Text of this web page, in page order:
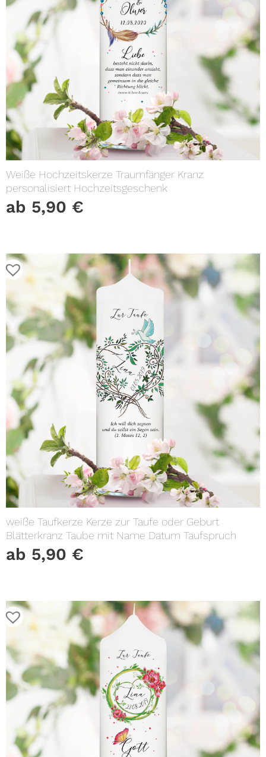
Weiße Hochzeitskerze Traumfänger Kranz
personalisiert Hochzeitsgeschenk
ab 5,90 €
weiße Taufkerze Kerze zur Taufe oder Geburt
Blätterkranz Taube mit Name Datum Taufspruch
ab 5,90 €